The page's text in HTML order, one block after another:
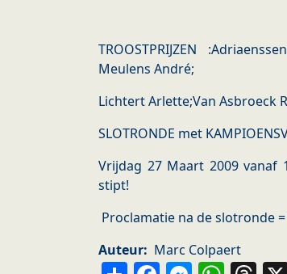
TROOSTPRIJZEN
Meulens André;
Lichtert Arlette;Van Asbroeck
SLOTRONDE met
Vrijdag 27 Maart 2009 vanaf
stipt!
Proclamatie na de slotronde
Auteur
Marc Colpaert